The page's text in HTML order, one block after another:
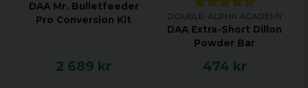
DAA Mr. Bulletfeeder
Pro Conversion Kit
2 689 kr
DOUBLE-ALPHA ACADEMY
DAA Extra-Short Dillon
Powder Bar
474 kr